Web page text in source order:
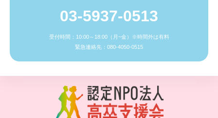
03-5937-0513
受付時間：10:00～18:00（月~金）※時間外は有料
緊急連絡先：080-4050-0515